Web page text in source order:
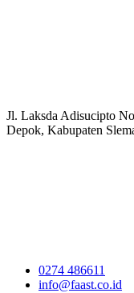
Jl. Laksda Adisucipto
Depok, Kabupaten
0274 486611
info@faast.co.id